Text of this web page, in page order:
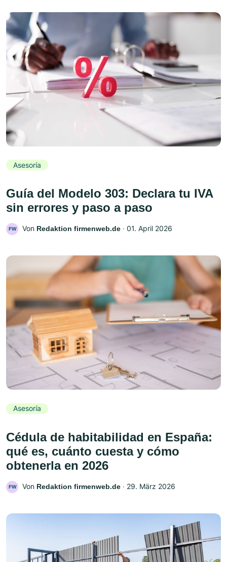
Asesoría
Guía del Modelo 303: Declara tu IVA
sin errores y paso a paso
FW Von Redaktion firmenweb.de ‧ 01. April 2026
Asesoría
Cédula de habitabilidad en España:
qué es, cuánto cuesta y cómo
obtenerla en 2026
FW Von Redaktion firmenweb.de ‧ 29. März 2026